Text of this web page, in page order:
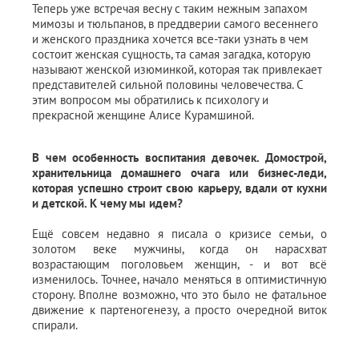
Теперь уже встречая весну с таким нежным запахом
мимозы и тюльпанов, в преддверии самого весеннего
и женского праздника хочется все-таки узнать в чем
состоит женская сущность, та самая загадка, которую
называют женской изюминкой, которая так привлекает
представителей сильной половины человечества. С
этим вопросом мы обратились к психологу и
прекрасной женщине Алисе Курамшиной.
В чем особенность воспитания девочек. Домострой,
хранительница домашнего очага или бизнес-леди,
которая успешно строит свою карьеру, вдали от кухни
и детской. К чему мы идем?
Ещё совсем недавно я писала о кризисе семьи, о
золотом веке мужчины, когда он нарасхват
возрастающим поголовьем женщин, - и вот всё
изменилось. Точнее, начало меняться в оптимистичную
сторону. Вполне возможно, что это было не фатальное
движение к партеногенезу, а просто очередной виток
спирали.